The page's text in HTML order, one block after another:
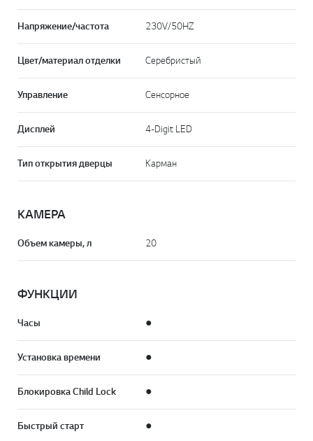
Напряжение/частота 230V/50HZ
Цвет/материал отделки Серебристый
Управление Сенсорное
Дисплей 4-Digit LED
Тип открытия дверцы Карман
КАМЕРА
Объем камеры, л 20
ФУНКЦИИ
Часы ●
Установка времени ●
Блокировка Child Lock ●
Быстрый старт ●